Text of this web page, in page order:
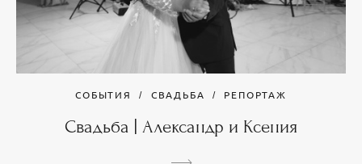
СОБЫТИЯ СВАДЬБА РЕПОРТАЖ
Свадьба | Александр и Ксения